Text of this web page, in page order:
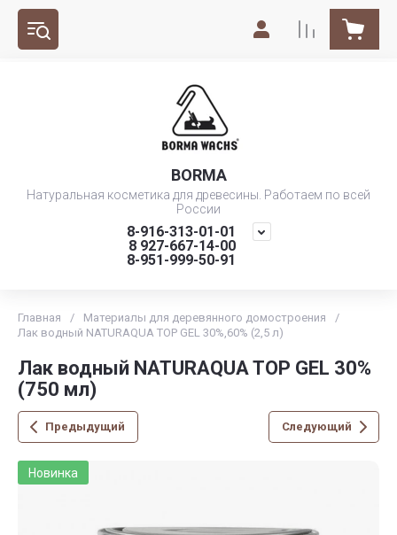
BORMA
Натуральная косметика для древесины. Работаем по всей
России
8-916-313-01-01
8 927-667-14-00
8-951-999-50-91
Главная / Материалы для деревянного домостроения
/
Лак водный NATURAQUA TOP GEL 30%,60% (2,5 л)
Лак водный NATURAQUA TOP GEL 30%
(750 мл)
Предыдущий Следующий
Новинка